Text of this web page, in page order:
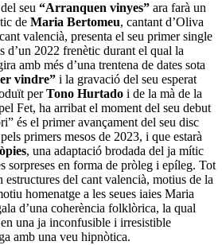
seu “Arranquen vinyes” ara farà un
de Maria Bertomeu, cantant d’Oliva
valencià, presenta el seu primer single
d’un 2022 frenètic durant el qual la
amb més d’una trentena de dates sota
vindre” i la gravació del seu esperat
perTono Hurtado i de la mà de la
Fet, ha arribat el moment del seu debut
és el primer avançament del seu disc
primers mesos de 2023, i que estarà
, una adaptació brodada del ja mític
sorpreses en forma de pròleg i epíleg. Tot
estructures del cant valencià, motius de la
homenatge a les seues iaies Maria
d’una coherència folklòrica, la qual
una ja inconfusible i irresistible
amb una veu hipnòtica.